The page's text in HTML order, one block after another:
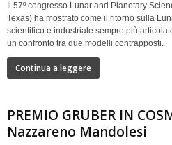
Il 57º congresso Lunar and Planetary
Texas) ha mostrato come il ritorno sulla
scientifico e industriale sempre più
un confronto tra due modelli contrapposti.
Continua a leggere
PREMIO GRUBER IN
Nazzareno Mandolesi